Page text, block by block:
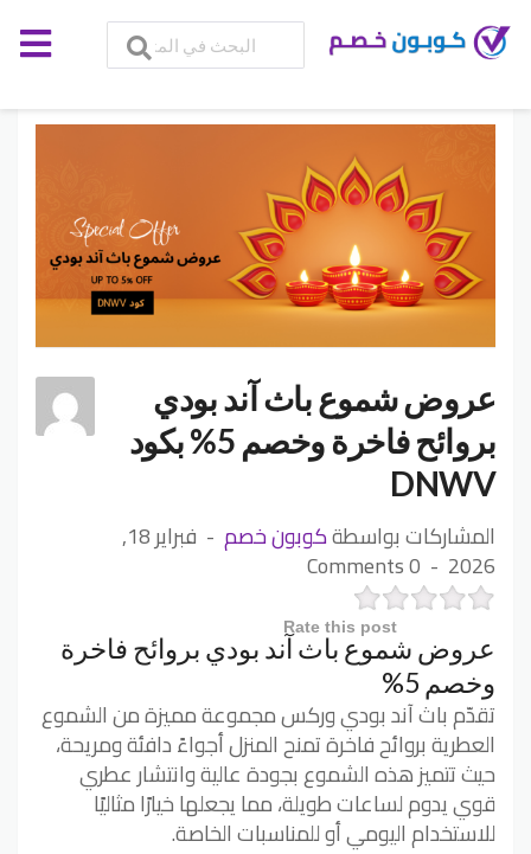
عروض شموع باث آند بودي
بروائح فاخرة وخصم 5% بكود
DNWV
المشاركات بواسطةكوبون خصم فبراير 18,
2026
0 Comments
Rate this post
عروض شموع باث آند بودي بروائح فاخرة
وخصم 5%
تقدّم باث آند بودي وركس مجموعة مميزة من الشموع
العطرية بروائح فاخرة تمنح المنزل أجواءً دافئة ومريحة،
حيث تتميز هذه الشموع بجودة عالية وانتشار عطري
قوي يدوم لساعات طويلة، مما يجعلها خيارًا مثاليًا
للاستخدام اليومي أو للمناسبات الخاصة.